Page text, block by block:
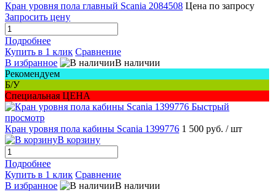
Кран уровня пола главный Scania 2084508 Цена по запросу
Запросить цену
Подробнее
Купить в 1 клик Сравнение
В избранное
В наличии
Рекомендуем
Б/У
Специальная ЦЕНА
Быстрый
просмотр
Кран уровня пола кабины Scania 1399776 1 500 руб. / шт
В корзину
Подробнее
Купить в 1 клик Сравнение
В избранное
В наличии